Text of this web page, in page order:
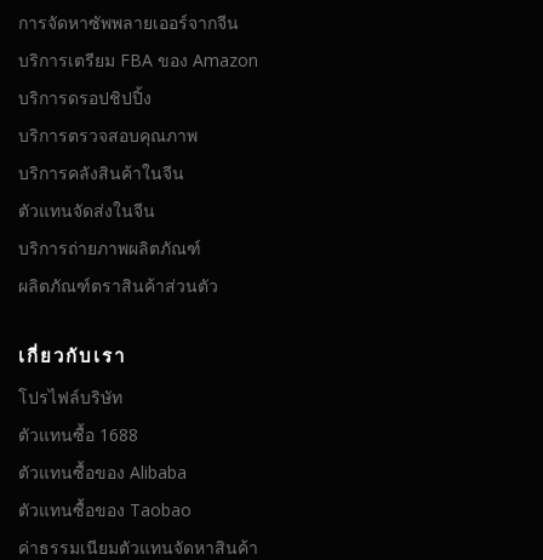
การจัดหาซัพพลายเออร์จากจีน
บริการเตรียม FBA ของ Amazon
บริการดรอปชิปปิ้ง
บริการตรวจสอบคุณภาพ
บริการคลังสินค้าในจีน
ตัวแทนจัดส่งในจีน
บริการถ่ายภาพผลิตภัณฑ์
ผลิตภัณฑ์ตราสินค้าส่วนตัว
เกี่ยวกับเรา
โปรไฟล์บริษัท
ตัวแทนซื้อ 1688
ตัวแทนซื้อของ Alibaba
ตัวแทนซื้อของ Taobao
ค่าธรรมเนียมตัวแทนจัดหาสินค้า